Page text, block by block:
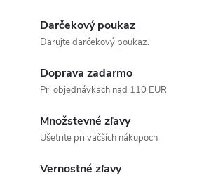
Darčekový poukaz
Darujte darčekový poukaz.
Doprava zadarmo
Pri objednávkach nad 110 EUR
Množstevné zľavy
Ušetrite pri väčších nákupoch
Vernostné zľavy